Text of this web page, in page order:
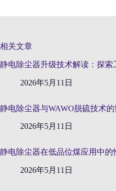
相关文章
静电除尘器升级技术解读：探索
2026年5月11日
静电除尘器与WAWO脱硫技术
2026年5月11日
静电除尘器在低品位煤应用中的
2026年5月11日